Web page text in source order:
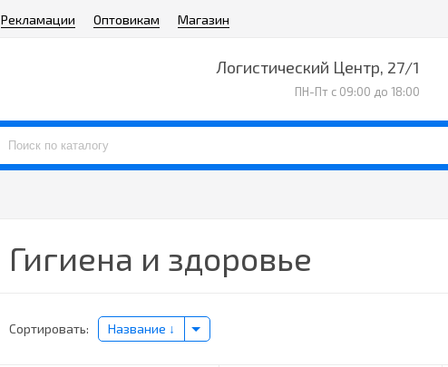
Рекламации Оптовикам Магазин
Логистический Центр, 27/1
ПН-Пт с 09:00 до 18:00
Гигиена и здоровье
Сортировать: Название